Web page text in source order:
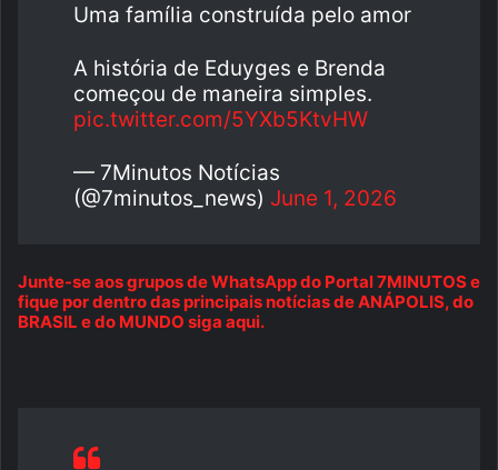
Uma família construída pelo amor
A história de Eduyges e Brenda
começou de maneira simples.
pic.twitter.com/5YXb5KtvHW
— 7Minutos Notícias
(@7minutos_news) June 1, 2026
Junte-se aos grupos de WhatsApp do Portal 7MINUTOS e
fique por dentro das principais notícias de ANÁPOLIS, do
BRASIL e do MUNDO siga aqui.